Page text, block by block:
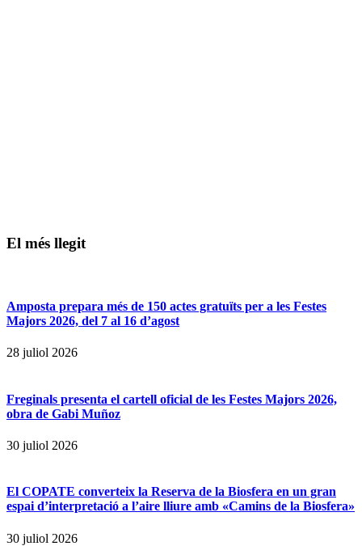
El més llegit
Amposta prepara més de 150 actes gratuïts per a les Festes
Majors 2026, del 7 al 16 d’agost
28 juliol 2026
Freginals presenta el cartell oficial de les Festes Majors 2026,
obra de Gabi Muñoz
30 juliol 2026
El COPATE converteix la Reserva de la Biosfera en un gran
espai d’interpretació a l’aire lliure amb «Camins de la Biosfera»
30 juliol 2026